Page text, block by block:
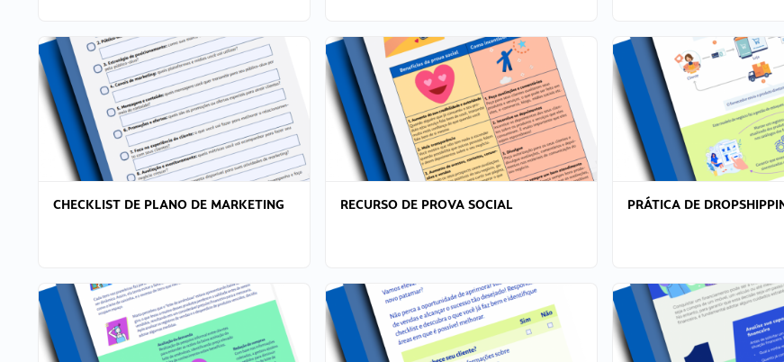
CHECKLIST DE PLANO DE MARKETING RECURSO DE PROVA SOCIAL PRÁTICA DE